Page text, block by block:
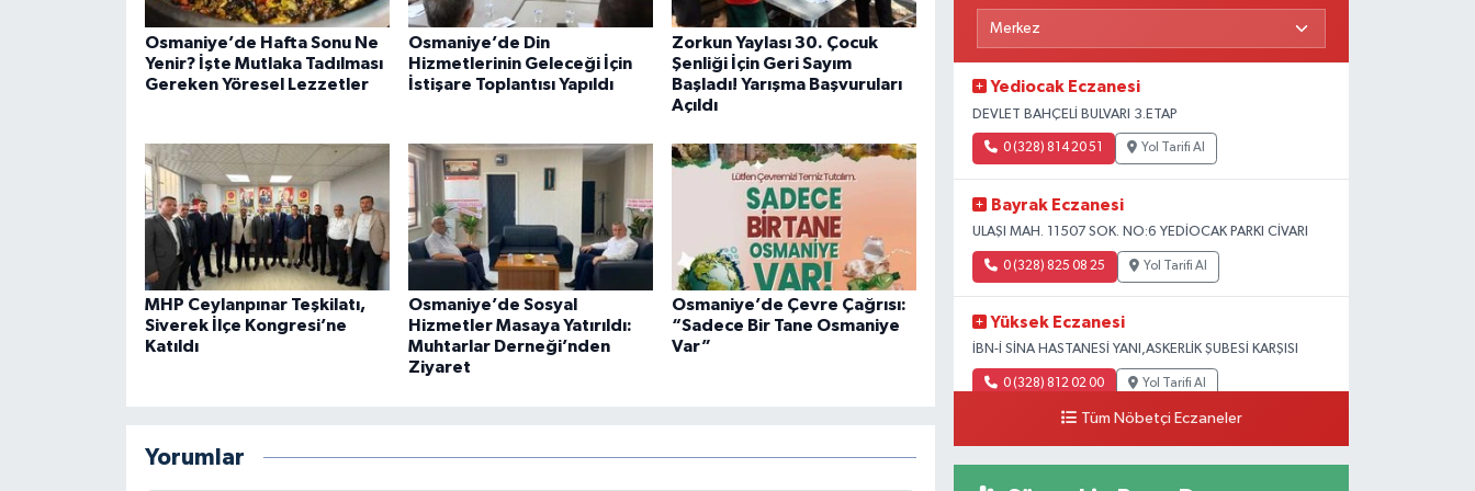
Osmaniye’de Hafta Sonu Ne
Yenir? İşte Mutlaka Tadılması
Gereken Yöresel Lezzetler
Osmaniye’de Din
Hizmetlerinin Geleceği İçin
İstişare Toplantısı Yapıldı
Zorkun Yaylası 30. Çocuk
Şenliği İçin Geri Sayım
Başladı! Yarışma Başvuruları
Açıldı
MHP Ceylanpınar Teşkilatı,
Siverek İlçe Kongresi’ne
Katıldı
Osmaniye’de Sosyal
Hizmetler Masaya Yatırıldı:
Muhtarlar Derneği’nden
Ziyaret
Osmaniye’de Çevre Çağrısı:
“Sadece Bir Tane Osmaniye
Var”
Yorumlar
Yediocak Eczanesi
DEVLET BAHÇELİ BULVARI 3.ETAP
0 (328) 814 20 51 Yol Tarifi Al
Bayrak Eczanesi
ULAŞI MAH. 11507 SOK. NO:6 YEDİOCAK PARKI CİVARI
0 (328) 825 08 25 Yol Tarifi Al
Yüksek Eczanesi
İBN-İ SİNA HASTANESİ YANI,ASKERLİK ŞUBESİ KARŞISI
0 (328) 812 02 00 Yol Tarifi Al
Tüm Nöbetçi Eczaneler